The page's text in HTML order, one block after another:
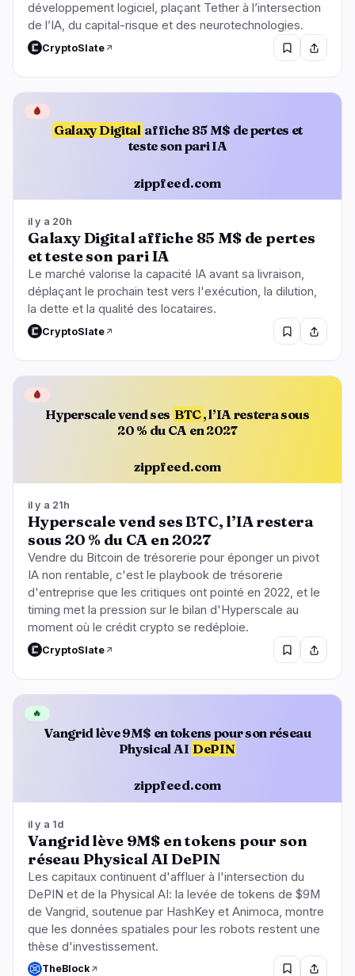
développement logiciel, plaçant Tether à l’intersection
de l’IA, du capital-risque et des neurotechnologies.
CryptoSlate
Galaxy Digital affiche 85 M$ de pertes et
teste son pari IA
zippfeed.com
🩸
il y a 20h
Galaxy Digital affiche 85 M$ de pertes
et teste son pari IA
Le marché valorise la capacité IA avant sa livraison,
déplaçant le prochain test vers l'exécution, la dilution,
la dette et la qualité des locataires.
CryptoSlate
Hyperscale vend ses BTC, l’IA restera sous
20 % du CA en 2027
zippfeed.com
🩸
il y a 21h
Hyperscale vend ses BTC, l’IA restera
sous 20 % du CA en 2027
Vendre du Bitcoin de trésorerie pour éponger un pivot
IA non rentable, c'est le playbook de trésorerie
d'entreprise que les critiques ont pointé en 2022, et le
timing met la pression sur le bilan d'Hyperscale au
moment où le crédit crypto se redéploie.
CryptoSlate
Vangrid lève 9M$ en tokens pour son réseau
Physical AI DePIN
zippfeed.com
🔥
il y a 1d
Vangrid lève 9M$ en tokens pour son
réseau Physical AI DePIN
Les capitaux continuent d'affluer à l'intersection du
DePIN et de la Physical AI: la levée de tokens de $9M
de Vangrid, soutenue par HashKey et Animoca, montre
que les données spatiales pour les robots restent une
thèse d'investissement.
TheBlock